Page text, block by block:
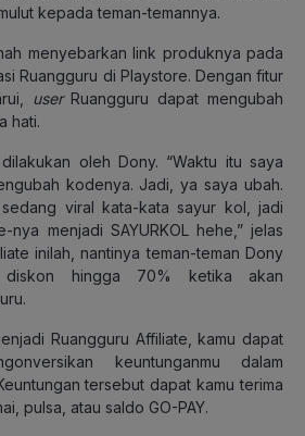
kepada teman-temannya.
menyebarkan link produknya pada
Ruangguru di Playstore. Dengan fitur
userRuangguru dapat mengubah
hati.
oleh Dony. “Waktu itu saya
kodenya. Jadi, ya saya ubah.
viral kata-kata sayur kol, jadi
nya menjadi SAYURKOL hehe,” jelas
inilah, nantinya teman-teman Dony
diskon hingga 70% ketika akan
Ruangguru Affiliate, kamu dapat
keuntunganmu dalam
tersebut dapat kamu terima
pulsa, atau saldo GO-PAY.